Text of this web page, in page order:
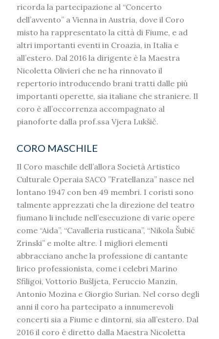
ricorda la partecipazione al “Concerto
dell’avvento” a Vienna in Austria, dove il Coro
misto ha rappresentato la città di Fiume, e ad
altri importanti eventi in Croazia, in Italia e
all’estero. Dal 2016 la dirigente è la Maestra
Nicoletta Olivieri che ne ha rinnovato il
repertorio introducendo brani tratti dalle più
importanti operette, sia italiane che straniere. Il
coro è all’occorrenza accompagnato al
pianoforte dalla prof.ssa Vjera Lukšič.
CORO MASCHILE
Il Coro maschile dell’allora Società Artistico
Culturale Operaia SACO ”Fratellanza” nasce nel
lontano 1947 con ben 49 membri. I coristi sono
talmente apprezzati che la direzione del teatro
fiumano li include nell’esecuzione di varie opere
come “Aida”, “Cavalleria rusticana”, “Nikola Šubić
Zrinski” e molte altre. I migliori elementi
abbracciano anche la professione di cantante
lirico professionista, come i celebri Marino
Sfiligoi, Vottorio Bušljeta, Feruccio Manzin,
Antonio Mozina e Giorgio Surian. Nel corso degli
anni il coro ha partecipato a innumerevoli
concerti sia a Fiume e dintorni, sia all’estero. Dal
2016 il coro è diretto dalla Maestra Nicoletta